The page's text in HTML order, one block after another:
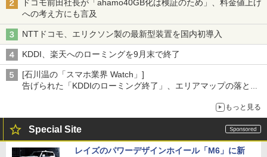
ドコモ前田社長が「ahamo40GB化は検証のため」、料金値上げ
への考え方にも言及
NTTドコモ、エリクソン製の最新型装置を国内初導入
KDDI、楽天へのローミングを9月末で終了
[石川温の「スマホ業界 Watch」]
告げられた「KDDIのローミング終了」、エリアマップの落とし
もっと見る
Special Site
レイズのパワーデザインホイール「M6」に新